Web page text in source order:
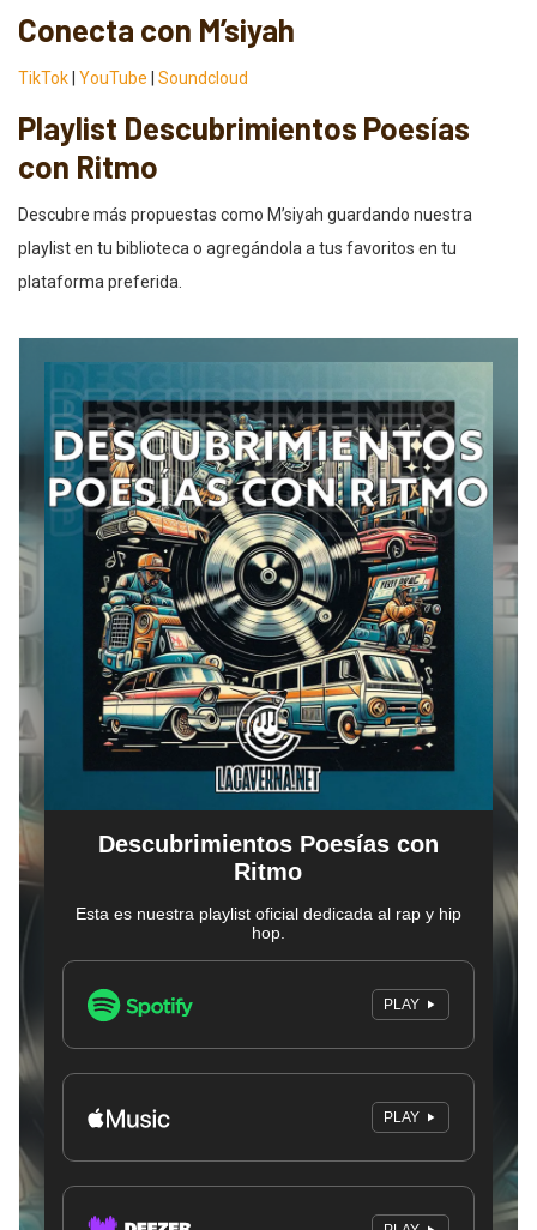
Conecta con M’siyah
TikTok YouTube Soundcloud
Playlist Descubrimientos Poesías
con Ritmo
Descubre más propuestas como M’siyah guardando nuestra
playlist en tu biblioteca o agregándola a tus favoritos en tu
plataforma preferida.